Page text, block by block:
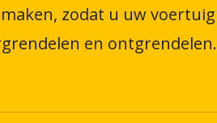
zodat u uw voertuig
en ontgrendelen.